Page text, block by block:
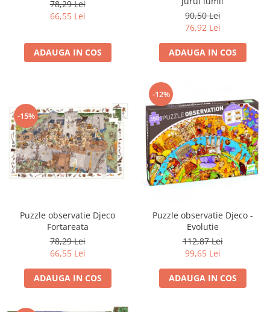
78,29 Lei
66,55 Lei
ADAUGA IN COS
90,50 Lei
76,92 Lei
ADAUGA IN COS
-15%
Puzzle observatie Djeco
Fortareata
78,29 Lei
66,55 Lei
ADAUGA IN COS
-12%
Puzzle observatie Djeco -
Evolutie
112,87 Lei
99,65 Lei
ADAUGA IN COS